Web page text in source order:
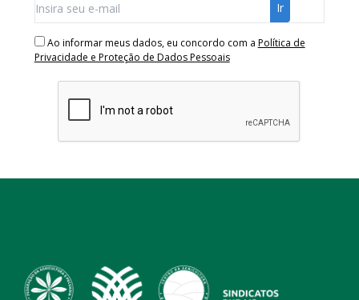
Ao informar meus dados, eu concordo com a Política de
Privacidade e Proteção de Dados Pessoais